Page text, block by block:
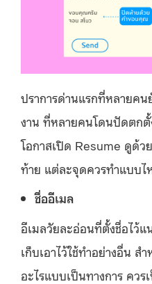
ปราการด่านแรกที่หลายค
งาน ที่หลายคนโดนปัดตก
โอกาสเปิด Resume ดูด้
ท้าย แต่ละจุดควรทำแบบไ
ชื่ออีเมล
อีเมลวัยละอ่อนที่ตั้งชื่อไว้
เก็บเอาไว้ใช้ทำอย่างอื่น ส
อะไรแบบเป็นทางการ ควร